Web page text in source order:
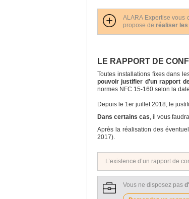
ALARA Expertise vous
propose de réaliser
LE RAPPORT DE
Toutes installations fixes dans
pouvoir justifier d’un rapport
normes NFC 15-160 selon la
Depuis le 1er juillet 2018, le
Dans certains cas, il vous
Après la réalisation des
2017).
L’existence d’un rapport de
Vous ne disposez pas